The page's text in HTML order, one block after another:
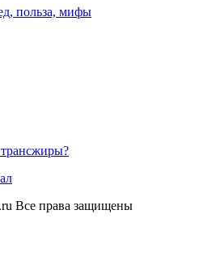
польза, мифы
Все права защищены